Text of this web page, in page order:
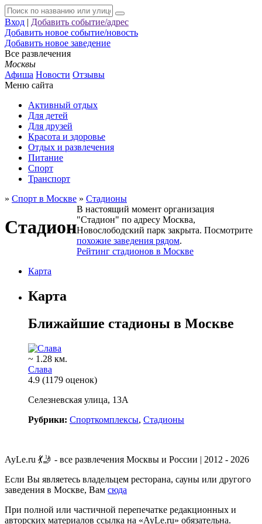
Вход | Добавить событие/адрес
Добавить новое событие/новость
Добавить новое заведение
Все развлечения
Москвы
Афиша Новости Отзывы
Меню сайта
Активный отдых
Для детей
Для друзей
Красота и здоровье
Отдых и развлечения
Питание
Спорт
Транспорт
» Спорт в Москве » Стадионы
Стадион
В настоящий момент организация
"Стадион" по адресу Москва,
Новослободский парк закрыта. Посмотрите
похожие заведения рядом.
Рейтинг стадионов в Москве
Карта
Карта
Ближайшие стадионы в Москве
~ 1.28 км.
Слава
4.9 (1179 оценок)
Селезневская улица, 13А
Рубрики: Спорткомплексы, Стадионы
AyLe.ru 💃🤳 - все развлечения Москвы и России | 2012 - 2026
Если Вы являетесь владельцем ресторана, сауны или другого
заведения в Москве, Вам сюда
При полной или частичной перепечатке редакционных и
авторских материалов ссылка на «AyLe.ru» обязательна.